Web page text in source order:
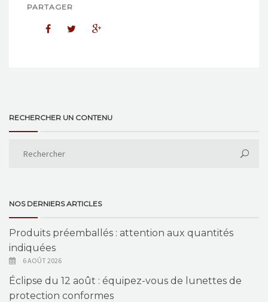
PARTAGER
RECHERCHER UN CONTENU
NOS DERNIERS ARTICLES
Produits préemballés : attention aux quantités
indiquées
6 AOÛT 2026
Éclipse du 12 août : équipez-vous de lunettes de
protection conformes